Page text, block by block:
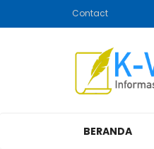
Contact
BERANDA